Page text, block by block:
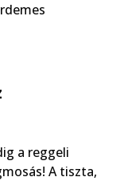
a reggeli
A tiszta,